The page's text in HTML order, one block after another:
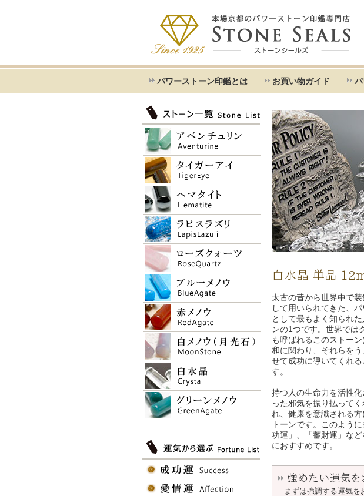
パワーストーン印鑑とは お買い物ガイド
白水晶 単品
太古の昔から世界中で装
して用いられてきた、
として最もよく知られ
ンの1つです。世界では
も呼ばれるこのストー
和に関わり、それらを
せて成功に導いてくれる
す。
持つ人の生命力を活性化
った邪気を振り払って
れ、健康を意識される方
トーンです。このよう
功運」、「蓄財運」な
におすすめです。
強めたい運気
まずは強調する運気を